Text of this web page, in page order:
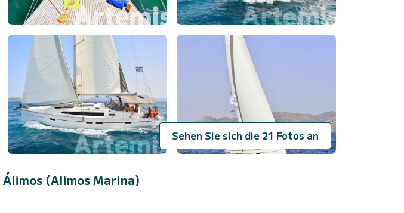
Sehen Sie sich die 21 Fotos an
Álimos (Alimos Marina)